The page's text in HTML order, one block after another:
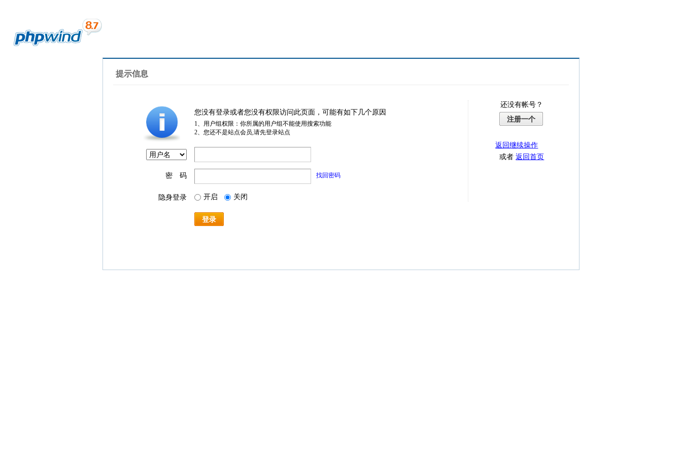
提示信息
您没有登录或者您没有权限访问此页面，可能有如下几个原因
1、用户组权限：你所属的用户组不能使用搜索功能
2、您还不是站点会员,请先登录站点
密 码 找回密码
隐身登录 开启 关闭
登录
还没有帐号？
注册一个
返回继续操作
或者返回首页